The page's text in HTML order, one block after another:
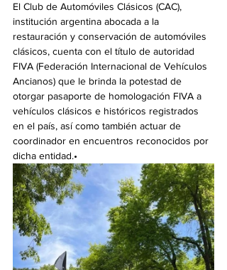
El Club de Automóviles Clásicos (CAC),
institución argentina abocada a la
restauración y conservación de automóviles
clásicos, cuenta con el título de autoridad
FIVA (Federación Internacional de Vehículos
Ancianos) que le brinda la potestad de
otorgar pasaporte de homologación FIVA a
vehículos clásicos e históricos registrados
en el país, así como también actuar de
coordinador en encuentros reconocidos por
dicha entidad.•